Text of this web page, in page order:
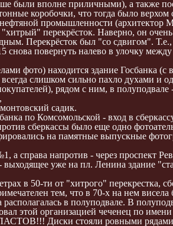
были вполне приличными), а также
коробочки, что тогда было верхом
промышленности (архитектор
перекрёсток. Наверно, он
Перекрёсток был "со сдвигом".
снова повернуть налево в улочку
фото) находится здание Госбанка
слишком сильно пахло духами и
рядом с ним, в
садик.
по Комсомольской - вход в
сберкассы было еще одно
на памятные выпускные
а справа напротив - через проспект
уже на пл. Ленина здание
в 50-ти от "хитрого" перекрестка,
тем, что в 70-х на нем
в полуподвале. В
этой организацией чеченец по
Диски стояли ровными рядами,